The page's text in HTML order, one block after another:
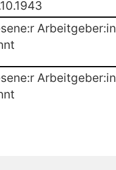
Arbeitgeber:in
Arbeitgeber:in